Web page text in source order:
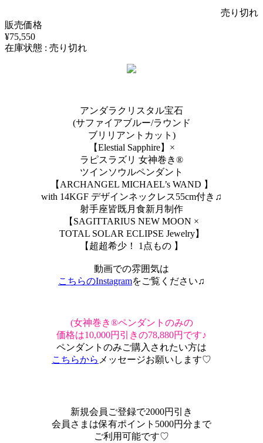
売り切れ
販売価格
¥75,550
在庫状態 : 売り切れ
アンダラクリスタル宝石
(サファイアブルー/ラウンド
ブリリアントカット)
【Elestial Sapphire】×
ラピスラズリ 女神巻き®︎
ツインソウルペンダント
【ARCHANGEL MICHAEL’s WAND 】
with 14KGF デザインネックレス55cm付き♫
射手座皆既月食新月制作
【SAGITTARIUS NEW MOON ×
TOTAL SOLAR ECLIPSE Jewelry】
【超超希少！ 1点もの 】
動画での雰囲気は
こちらのInstagramをご覧ください♫
(女神巻き®ペンダントのみの
価格は10,000円引きの78,880円です♪
ペンダントのみご購入されたい方は
こちらから メッセージお願いします♡
新規会員ご登録で2000円引き
会員さまは保有ポイント5000円分まで
ご利用可能です♡